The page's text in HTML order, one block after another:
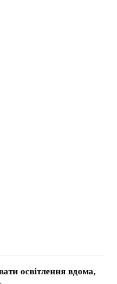
освітлення вдома,